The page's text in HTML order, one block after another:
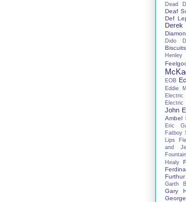
Dead
Deaf
Def
Dido
Biscuits
Henley
EOB
Eddie
Electric
John
Ambel
Eric
Fatboy
Lips
and
Healy
Furthur
Garth
Gary